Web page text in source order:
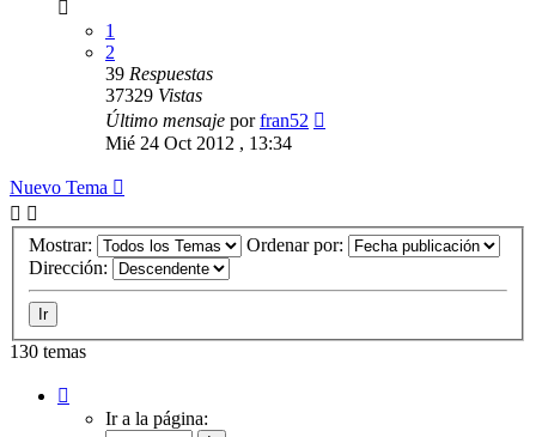
1
2
39 Respuestas
37329 Vistas
Último mensaje porfran52
Mié 24 Oct 2012 , 13:34
Nuevo Tema
Mostrar:
Ordenar por:
Dirección:
130 temas
Ir a la página: